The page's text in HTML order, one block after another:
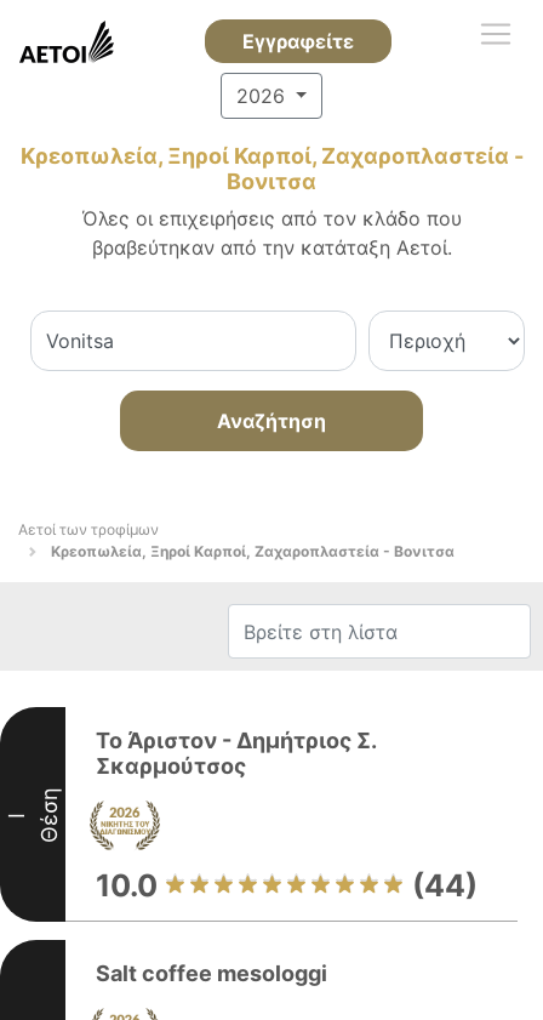
Εγγραφείτε
2026
Κρεοπωλεία, Ξηροί Καρποί, Ζαχαροπλαστεία -
Βονιτσα
Όλες οι επιχειρήσεις από τον κλάδο που
βραβεύτηκαν από την κατάταξη Αετοί.
Αναζήτηση
Αετοί των τροφίμων
Κρεοπωλεία, Ξηροί Καρποί, Ζαχαροπλαστεία - Βονιτσα
I Θέση
Το Άριστον - Δημήτριος Σ.
Σκαρμούτσος
10.0 (44)
Salt coffee mesologgi